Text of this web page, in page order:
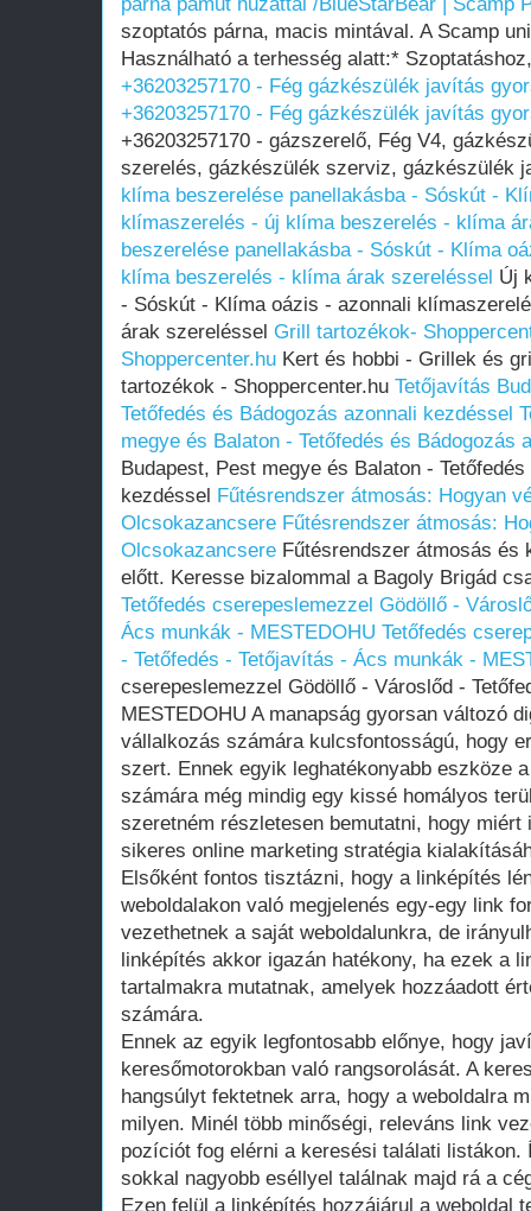
szoptatós párna, macis mintával. A Scamp
Használható a terhesség alatt:*
+36203257170 - Fég gázkészülék javítás
+36203257170 - Fég gázkészülék javítás
+36203257170 - gázszerelő, Fég V4,
szerelés, gázkészülék szerviz, gázkészülék
klíma beszerelése panellakásba - Sóskút -
klímaszerelés - új klíma beszerelés - klíma
beszerelése panellakásba - Sóskút - Klíma
klíma beszerelés - klíma árak szereléssel Új
- Sóskút - Klíma oázis - azonnali
árak szereléssel Grill tartozékok-
Shoppercenter.hu Kert és hobbi - Grillek és
tartozékok - Shoppercenter.hu Tetőjavítás
Tetőfedés és Bádogozás azonnali kezdéssel
megye és Balaton - Tetőfedés és Bádogozás
Budapest, Pest megye és Balaton -
kezdéssel Fűtésrendszer átmosás: Hogyan
Olcsokazancsere Fűtésrendszer átmosás:
Olcsokazancsere Fűtésrendszer átmosás és
előtt. Keresse bizalommal a Bagoly Brigád
Tetőfedés cserepeslemezzel Gödöllő -
Ács munkák - MESTEDOHU Tetőfedés
- Tetőfedés - Tetőjavítás - Ács munkák -
cserepeslemezzel Gödöllő - Városlőd -
MESTEDOHU A manapság gyorsan változó
vállalkozás számára kulcsfontosságú, hogy
szert. Ennek egyik leghatékonyabb eszköze
számára még mindig egy kissé homályos
szeretném részletesen bemutatni, hogy
sikeres online marketing stratégia
Elsőként fontos tisztázni, hogy a linképítés
weboldalakon való megjelenés egy-egy link
vezethetnek a saját weboldalunkra, de
linképítés akkor igazán hatékony, ha ezek a
tartalmakra mutatnak, amelyek hozzáadott
számára.
Ennek az egyik legfontosabb előnye, hogy
keresőmotorokban való rangsorolását. A
hangsúlyt fektetnek arra, hogy a weboldalra
milyen. Minél több minőségi, releváns link
pozíciót fog elérni a keresési találati listákon.
sokkal nagyobb eséllyel találnak majd rá a
Ezen felül a linképítés hozzájárul a weboldal